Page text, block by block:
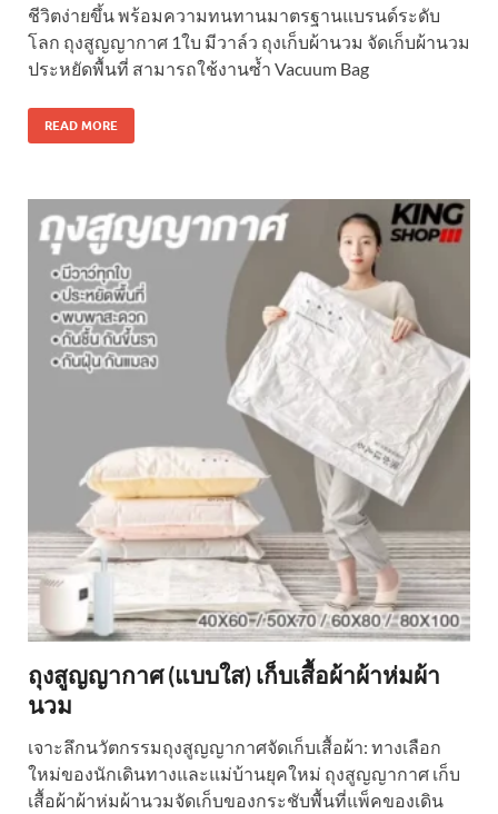
ชีวิตง่ายขึ้น พร้อมความทนทานมาตรฐานแบรนด์ระดับ
โลก ถุงสูญญากาศ 1ใบ มีวาล์ว ถุงเก็บผ้านวม จัดเก็บผ้านวม
ประหยัดพื้นที่ สามารถใช้งานซ้ำ Vacuum Bag
READ MORE
ถุงสูญญากาศ (แบบใส) เก็บเสื้อผ้าผ้าห่มผ้า
นวม
เจาะลึกนวัตกรรมถุงสูญญากาศจัดเก็บเสื้อผ้า: ทางเลือก
ใหม่ของนักเดินทางและแม่บ้านยุคใหม่ ถุงสูญญากาศ เก็บ
เสื้อผ้าผ้าห่มผ้านวมจัดเก็บของกระชับพื้นที่แพ็คของเดิน